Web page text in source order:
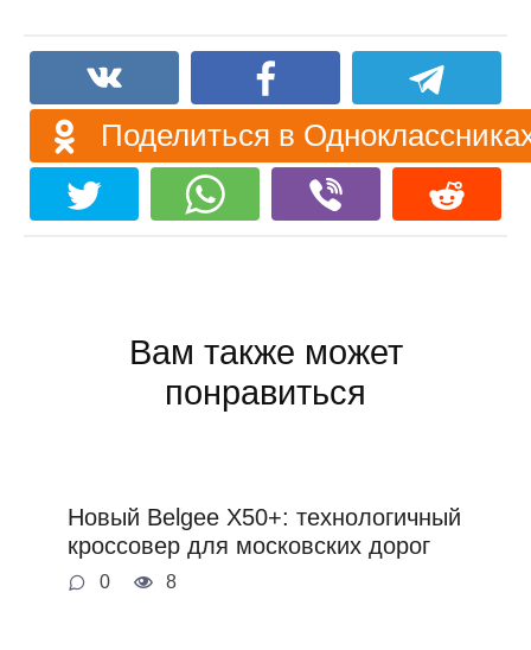
Поделиться в
Вам также может
понравиться
Новый Belgee X50+: технологичный
кроссовер для московских дорог
0 8